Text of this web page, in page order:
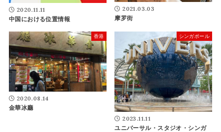
2020.11.11
中国における位置情報
2021.03.03
摩罗街
香港
2020.08.14
金華冰廳
シンガポール
2023.11.11
ユニバーサル・スタジオ・シンガ